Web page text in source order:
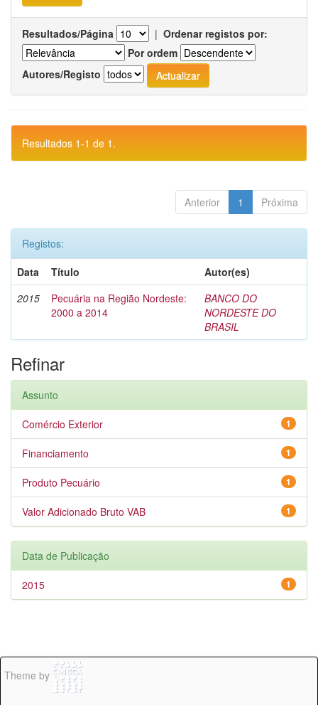
Resultados/Página | Ordenar registos por:
Por ordem
Autores/Registo
Resultados 1-1 de 1.
Anterior 1 Próxima
Registos:
Data
Título
Autor(es)
2015
Pecuária na Região Nordeste:
2000 a 2014
BANCO DO
NORDESTE DO
BRASIL
Refinar
Assunto
1
Comércio Exterior
1
Financiamento
1
Produto Pecuário
1
Valor Adicionado Bruto VAB
Data de Publicação
1
2015
Theme by